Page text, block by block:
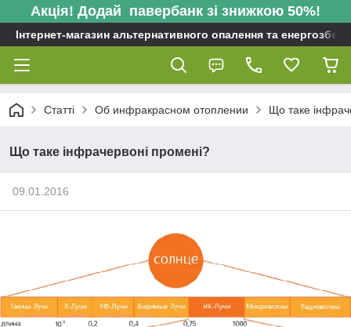
Акція! Додай павербанк зі знижкою 50%!
Інтернет-магазин альтернативного опалення та
Статті Об инфракрасном отоплении Що таке
Що таке інфрачервоні промені?
09.01.2016